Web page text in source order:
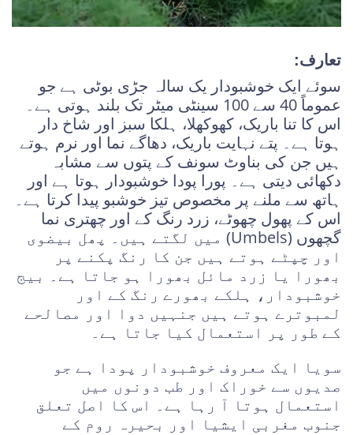
تعارف:
سوئے ایک خوشبودار یک سالہ جڑی بوٹی ہے جو
عموماً 40 سے 100 سینٹی میٹر تک بلند ہوتی ہے۔
اس کا تنا باریک، کھوکھلا، ہلکا سبز اور شاخ دار
ہوتا ہے۔ پتے نہایت باریک، دھاگے نما اور نرم ہوتے
ہیں جن کی بناوٹ سونف کے پتوں سے مشابہ
دکھائی دیتی ہے۔ پورا پودا خوشبودار ہوتا ہے اور
ہاتھ سے ملنے پر مخصوص تیز خوشبو پیدا کرتا ہے۔
اس کے پھول چھوٹے، زرد رنگ کے اور چھتری نما
گچھوں (Umbels) میں لگتے ہیں۔ پھل بیضوی
اور چپٹے ہوتے ہیں جن کا رنگ پکنے پر
بھورا یا زرد مائل بھورا ہو جاتا ہے۔ بیج
خوشبودار، ہلکے بھورے رنگ کے اور
لمبوترے ہوتے ہیں جنہیں دوا اور مصالحے
کے طور پر استعمال کیا جاتا ہے۔
سویا ایک معروف خوشبودار پودا ہے جو
صدیوں سے خوراک اور طب دونوں میں
استعمال ہوتا آ رہا ہے۔ اس کا اصل تعلق
جنوب مغربی ایشیا اور بحیرہ روم کے